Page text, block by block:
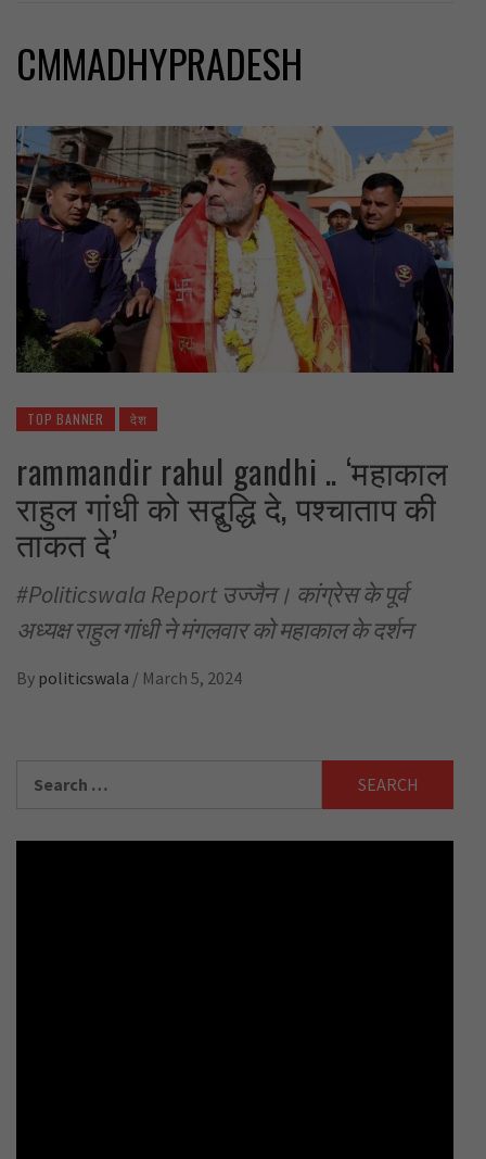
CMMADHYPRADESH
TOP BANNER देश
rammandir rahul gandhi .. ‘महाकाल
राहुल गांधी को सद्बुद्धि दे, पश्चाताप की
ताकत दे’
#Politicswala Report उज्जैन। कांग्रेस के पूर्व
अध्यक्ष राहुल गांधी ने मंगलवार को महाकाल के दर्शन
By politicswala / March 5, 2024
for: